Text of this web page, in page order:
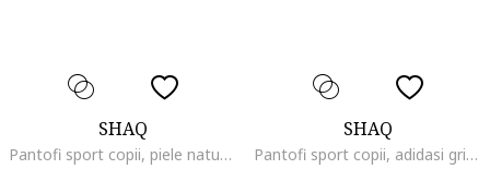
SHAQ
Pantofi sport copii, piele naturala, negru, design peste glezna, pentru alergare,
SHAQ
Pantofi sport copii, adidasi gri, piele naturala, lifestyle